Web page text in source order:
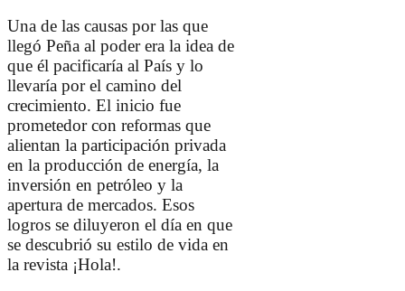
Una de las causas por las que
llegó Peña al poder era la idea de
que él pacificaría al País y lo
llevaría por el camino del
crecimiento. El inicio fue
prometedor con reformas que
alientan la participación privada
en la producción de energía, la
inversión en petróleo y la
apertura de mercados. Esos
logros se diluyeron el día en que
se descubrió su estilo de vida en
la revista ¡Hola!.